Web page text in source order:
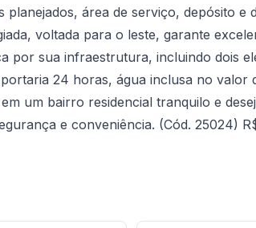
área de serviço, depósito e
voltada para o leste, garante
por sua infraestrutura, incluindo dois
24 horas, água inclusa no valor
um bairro residencial tranquilo e
e conveniência. (Cód. 25024)